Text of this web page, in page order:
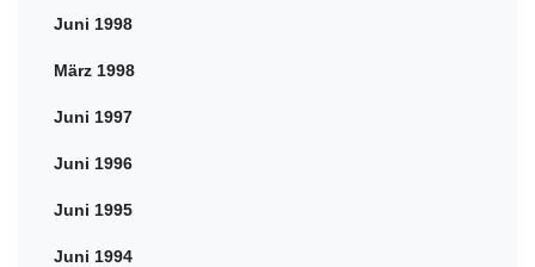
Juni 1998
März 1998
Juni 1997
Juni 1996
Juni 1995
Juni 1994